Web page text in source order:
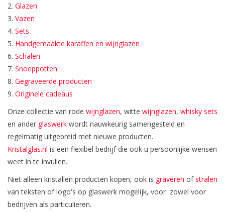
2. Glazen
3. Vazen
4. Sets
5. Handgemaakte karaffen en wijnglazen
6. Schalen
7. Snoeppotten
8. Gegraveerde producten
9. Originele cadeaus
Onze collectie van rode wijnglazen, witte wijnglazen, whisky sets
en ander glaswerk wordt nauwkeurig samengesteld en
regelmatig uitgebreid met nieuwe producten.
Kristalglas.nl is een flexibel bedrijf die ook u persoonlijke wensen
weet in te invullen.
Niet alleen kristallen producten kopen, ook is graveren ofstralen
van teksten of logo's op glaswerk mogelijk, voor zowel voor
bedrijven als particulieren.